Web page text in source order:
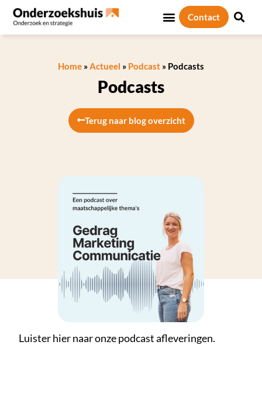
Contact
Home »Actueel » Podcast » Podcasts
Podcasts
Terug naar blog overzicht
Luister hier naar onzepodcast afleveringen.